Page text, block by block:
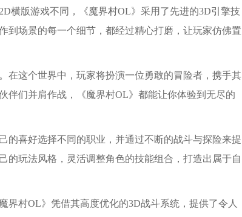
横版游戏不同，《魔界村OL》采用了先进的3D引擎技
到场景的每一个细节，都经过精心打磨，让玩家仿佛置
这个世界中，玩家将扮演一位勇敢的冒险者，携手其
伴们并肩作战，《魔界村OL》都能让你体验到无尽的
的喜好选择不同的职业，并通过不断的战斗与探险来提
的玩法风格，灵活调整角色的技能组合，打造出属于自
界村OL》凭借其高度优化的3D战斗系统，提供了令人